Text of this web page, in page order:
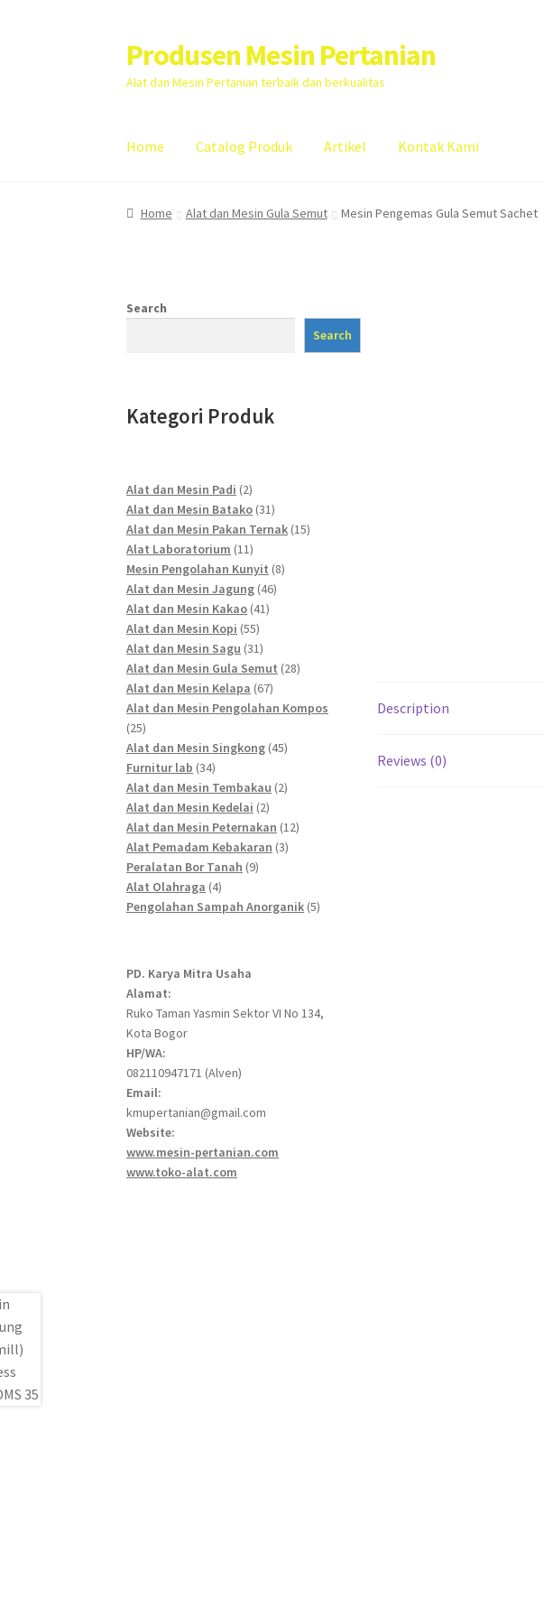
Skip
to
navigation
Skip
to
content
Produsen Mesin Pertanian
Alat dan Mesin Pertanian terbaik dan berkualitas
Home Catalog Produk Artikel Kontak Kami
Home Artikel Cart Checkout Kontak Kami My account Sample Page
Home Alat dan Mesin Gula Semut Mesin Pengemas Gula Semut Sachet
Description
Reviews (0)
Search
Search
Kategori Produk
Alat dan Mesin Padi 22
products
Alat dan Mesin Batako 3131
products
Alat dan Mesin Pakan Ternak 1515
Alat Laboratorium 1111
products
Mesin Pengolahan Kunyit 88
Alat dan Mesin Jagung 4646
Alat dan Mesin Kakao 4141
Alat dan Mesin Kopi 5555
products
Alat dan Mesin Sagu 3131
products
Alat dan Mesin Gula Semut 2828
Alat dan Mesin Kelapa 6767
products
Alat dan Mesin Pengolahan Kompos
2525
products
Alat dan Mesin Singkong 4545
Furnitur lab 3434
products
Alat dan Mesin Tembakau 22
Alat dan Mesin Kedelai 22
products
Alat dan Mesin Peternakan 1212
Alat Pemadam Kebakaran 33
Peralatan Bor Tanah 99
Alat Olahraga 44
products
Pengolahan Sampah Anorganik 55
PD. Karya Mitra Usaha
Alamat:
Ruko Taman Yasmin Sektor VI No 134,
Kota Bogor
HP/WA:
082110947171 (Alven)
Email:
kmupertanian@gmail.com
Website:
www.mesin-pertanian.com
www.toko-alat.com